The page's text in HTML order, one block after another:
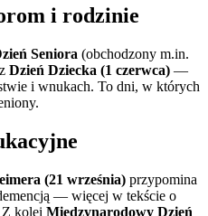
i rodzinie
Seniora (obchodzony m.in.
Dzień Dziecka (1 czerwca) —
i wnukach. To dni, w których
(21 września) przypomina
— więcej w tekście o
Z kolei Międzynarodowy Dzień